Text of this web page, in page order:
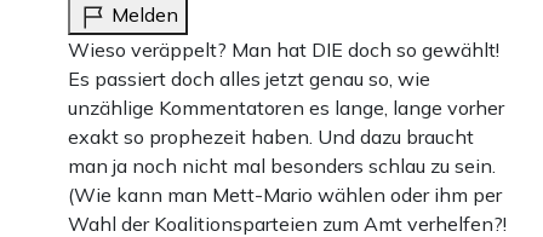
Melden
Wieso veräppelt? Man hat DIE doch so gewählt!
Es passiert doch alles jetzt genau so, wie
unzählige Kommentatoren es lange, lange vorher
exakt so prophezeit haben. Und dazu braucht
man ja noch nicht mal besonders schlau zu sein.
(Wie kann man Mett-Mario wählen oder ihm per
Wahl der Koalitionsparteien zum Amt verhelfen?!